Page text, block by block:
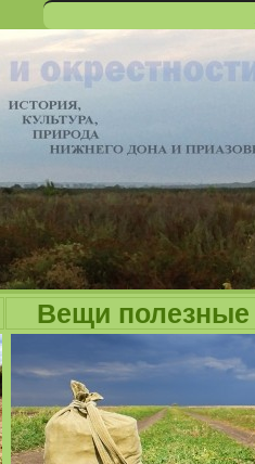
Форма
поиска
Поиск
Вещи полезные